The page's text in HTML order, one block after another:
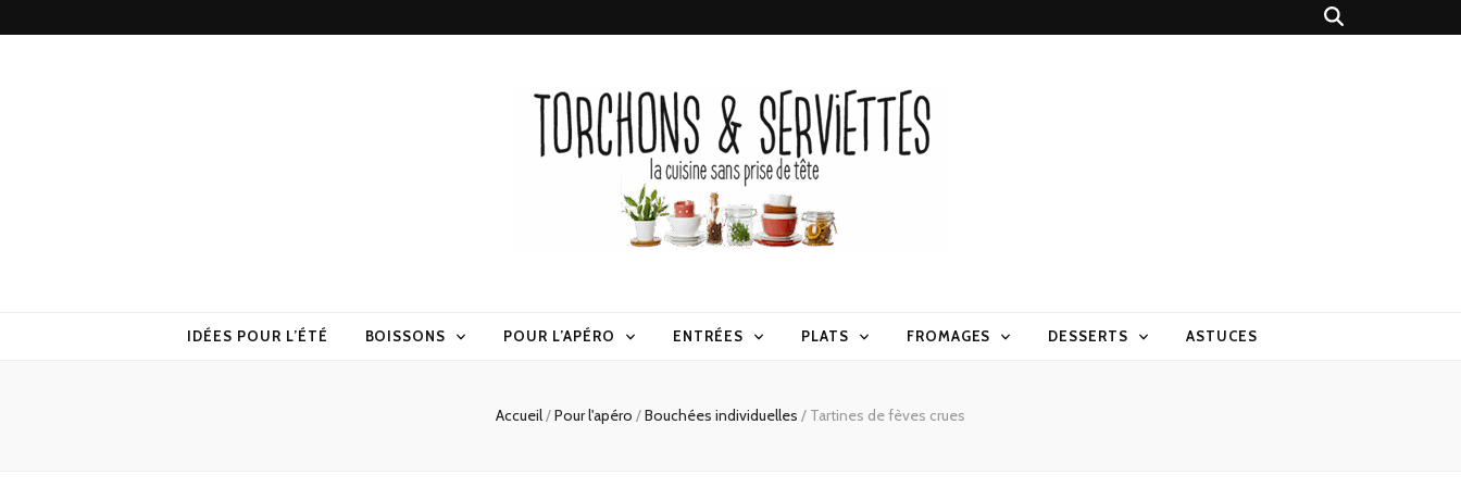
IDÉES POUR L’ÉTÉ BOISSONS POUR L’APÉRO ENTRÉES PLATS FROMAGES DESSERTS ASTUCES
Accueil/Pour l'apéro /Bouchées individuelles / Tartines de fèves crues